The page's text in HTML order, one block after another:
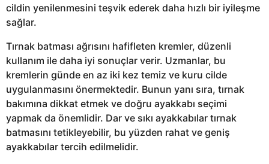
cildin yenilenmesini teşvik ederek daha hızlı bir iyileşme
sağlar.
Tırnak batması ağrısını hafifleten kremler, düzenli
kullanım ile daha iyi sonuçlar verir. Uzmanlar, bu
kremlerin günde en az iki kez temiz ve kuru cilde
uygulanmasını önermektedir. Bunun yanı sıra, tırnak
bakımına dikkat etmek ve doğru ayakkabı seçimi
yapmak da önemlidir. Dar ve sıkı ayakkabılar tırnak
batmasını tetikleyebilir, bu yüzden rahat ve geniş
ayakkabılar tercih edilmelidir.